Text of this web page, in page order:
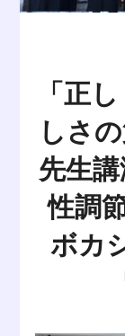
「正
しさ
先生
性調
ボカ